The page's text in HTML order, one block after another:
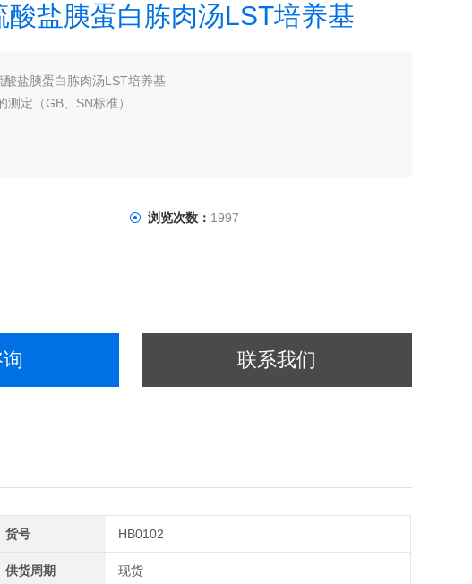
酸盐胰蛋白胨肉汤LST培养基
酸盐胰蛋白胨肉汤LST培养基
定（GB、SN标准）
浏览次数： 1997
联系我们
货号 HB0102
供货周期 现货